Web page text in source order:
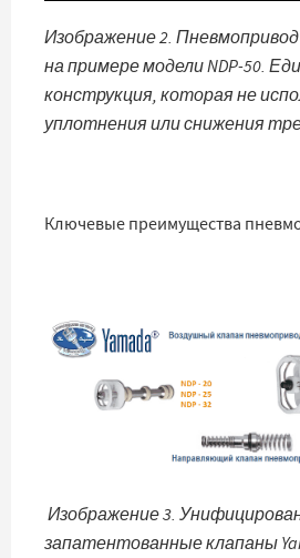
Изображение 2. Пневмопривод
на примере модели NDP-50.
конструкция, которая не
уплотнения или снижения
Ключевые преимущества
Изображение 3.
запатентованные клапаны